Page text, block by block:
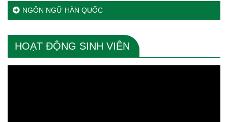
NGÔN NGỮ HÀN QUỐC
HOẠT ĐỘNG SINH VIÊN